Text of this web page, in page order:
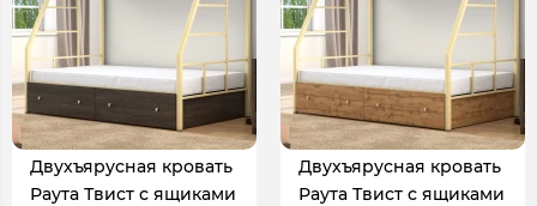
Двухъярусная кровать
Раута Твист с ящиками
Двухъярусная кровать
Раута Твист с ящиками